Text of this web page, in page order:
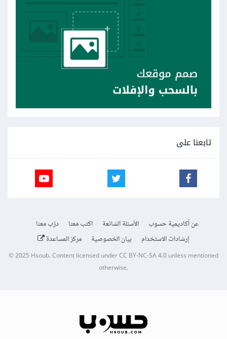
تابعنا على
عن أكاديمية حسوب الأسئلة الشائعة اكتب معنا
درّب معنا
إرشادات الاستخدام
بيان الخصوصية مركز المساعدة
© 2025Hsoub.Content licensed underCC BY-NC-SA 4.0unless mentioned
otherwise.